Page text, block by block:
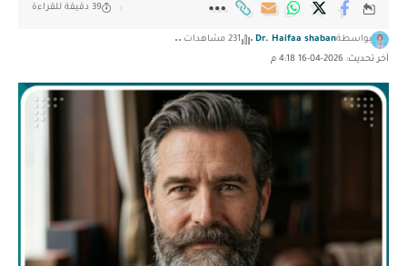
آخر تحديث: 2026-04-16 4:18 م
بواسطةDr. Haifaa shaban 231 مشاهدات
39 دقيقة للقراءة